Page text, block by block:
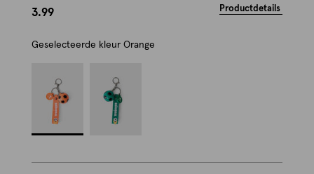
3.99 Productdetails
Geselecteerde kleur Orange